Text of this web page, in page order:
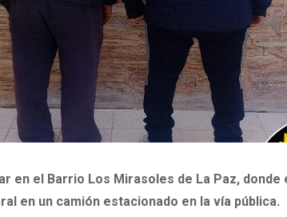
en el Barrio Los Mirasoles de La Paz,
en un camión estacionado en la vía pública.